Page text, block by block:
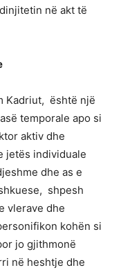
në akt të
Kadriut, është një
temporale apo si
aktiv dhe
jetës individuale
dhe as e
shpesh
vlerave dhe
kohën si
jo gjithmonë
në heshtje dhe